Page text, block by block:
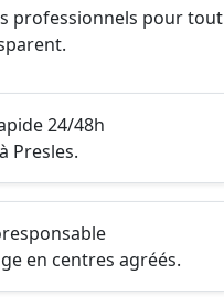
professionnels pour tout
24/48h
Presles.
en centres agréés.